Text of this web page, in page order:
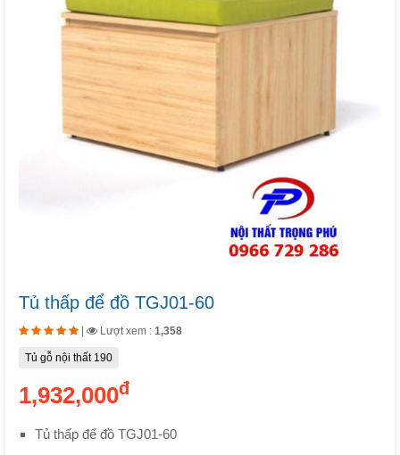
Tủ thấp để đồ TGJ01-60
| Lượt xem : 1,358
Tủ gỗ nội thất 190
1,932,000đ
Tủ thấp để đồ TGJ01-60